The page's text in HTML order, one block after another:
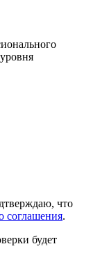
что
соглашения.
будет